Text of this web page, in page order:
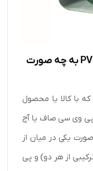
به چه صورت
با کالا یا محصول
وی سی صاف یا آج‌
یکی در میان از
از هر دو) و پی